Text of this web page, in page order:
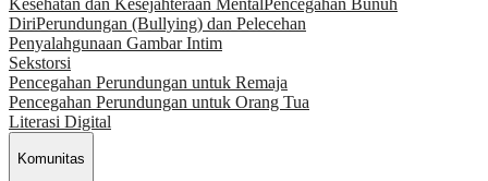
Kesehatan dan Kesejahteraan MentalPencegahan Bunuh
DiriPerundungan (Bullying) dan Pelecehan
Penyalahgunaan Gambar Intim
Sekstorsi
Pencegahan Perundungan untuk Remaja
Pencegahan Perundungan untuk Orang Tua
Literasi Digital
Komunitas